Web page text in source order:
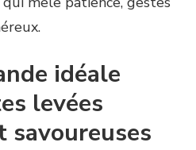
idéale
levées